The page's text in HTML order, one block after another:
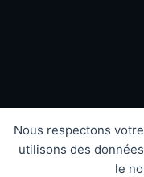
Nous respectons
utilisons des
le